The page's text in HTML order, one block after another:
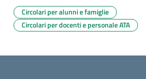
Circolari per alunni e famiglie
Circolari per docenti e personale ATA